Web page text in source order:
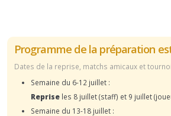
Programme de la préparation
Dates de la reprise, matchs amicaux et
Semaine du 6-12 juillet :
Reprise les 8 juillet (staff) et 9 juillet
Semaine du 13-18 juillet :